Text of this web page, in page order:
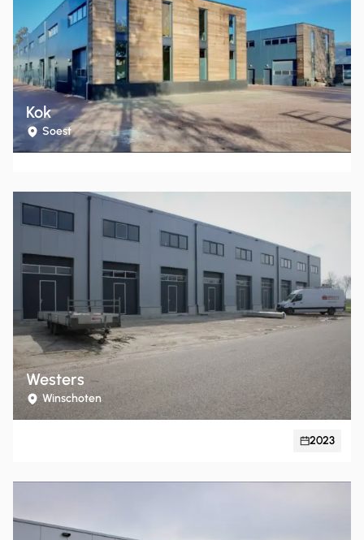
Kok
Soest
Westers
Winschoten
2023